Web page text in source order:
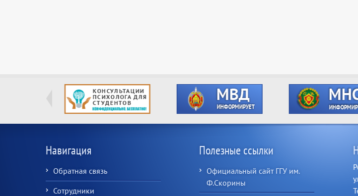
Навигация
Обратная связь
Сотрудники
Полезные ссылки
Официальный сайт ГГУ им.
Ф.Скорины